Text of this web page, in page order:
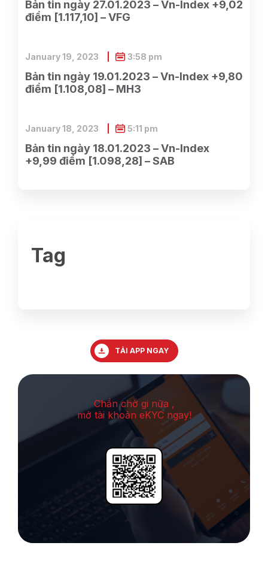
Bản tin ngày 27.01.2023 – Vn-Index +9,02
điểm [1.117,10] – VFG
Bản tin ngày 19.01.2023 – Vn-Index +9,80
điểm [1.108,08] – MH3
January 19, 2023 3:58 pm
Bản tin ngày 18.01.2023 – Vn-Index
+9,99 điểm [1.098,28] – SAB
January 18, 2023 5:11 pm
Tag
TẢI APP NGAY
Chần chờ gi nữa ,
mở tài khoản eKYC ngay!